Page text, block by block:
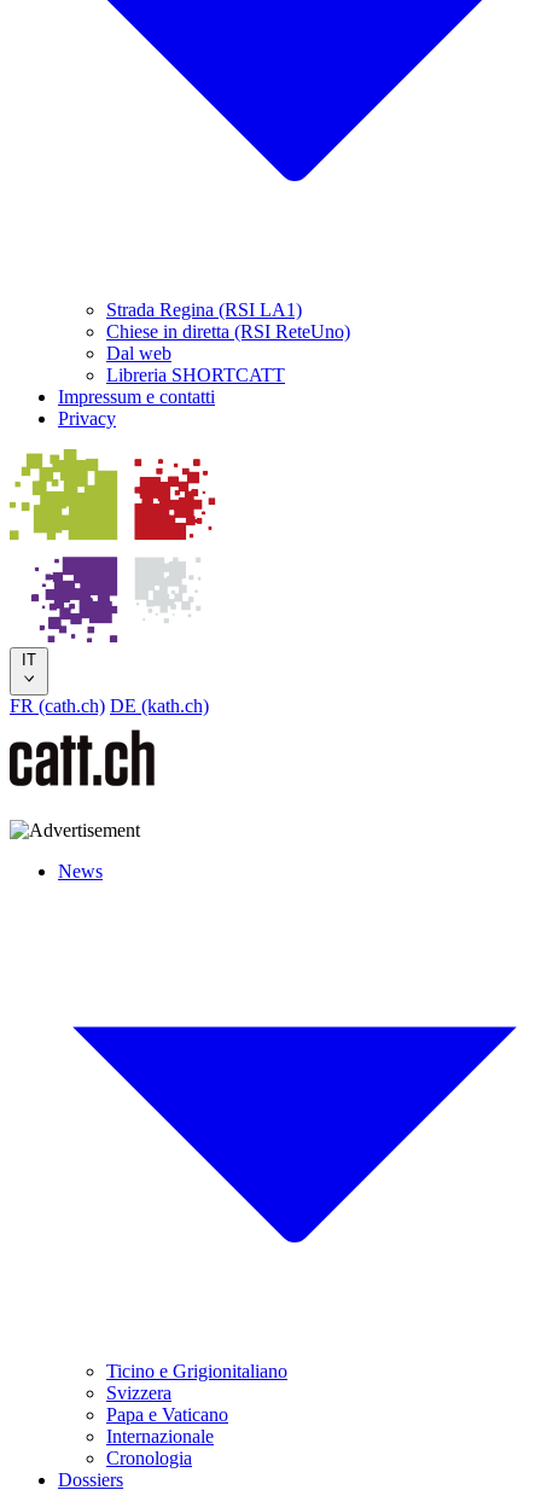
Strada Regina (RSI LA1)
Chiese in diretta (RSI ReteUno)
Dal web
Libreria SHORTCATT
Impressum e contatti
Privacy
IT
FR (cath.ch) DE (kath.ch)
News
Ticino e Grigionitaliano
Svizzera
Papa e Vaticano
Internazionale
Cronologia
Dossiers